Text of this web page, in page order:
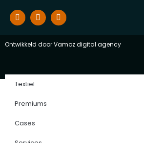
Ontwikkeld doorVamoz digital agency
Textiel
Premiums
Cases